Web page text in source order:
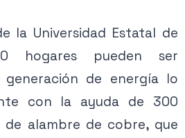
la Universidad Estatal de
hogares pueden ser
de energía lo
con la ayuda de 300
alambre de cobre, que